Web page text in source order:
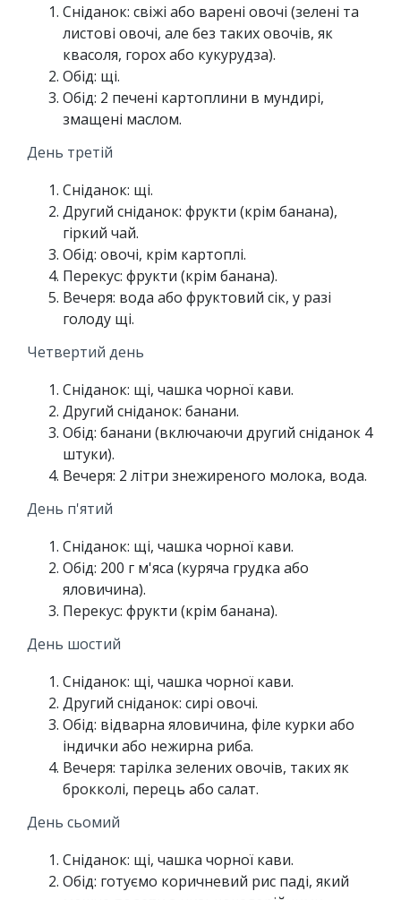
Сніданок: свіжі або варені овочі (зелені та
листові овочі, але без таких овочів, як
квасоля, горох або кукурудза).
Обід: щі.
Обід: 2 печені картоплини в мундирі,
змащені маслом.
День третій
Сніданок: щі.
Другий сніданок: фрукти (крім банана),
гіркий чай.
Обід: овочі, крім картоплі.
Перекус: фрукти (крім банана).
Вечеря: вода або фруктовий сік, у разі
голоду щі.
Четвертий день
Сніданок: щі, чашка чорної кави.
Другий сніданок: банани.
Обід: банани (включаючи другий сніданок 4
штуки).
Вечеря: 2 літри знежиреного молока, вода.
День п'ятий
Сніданок: щі, чашка чорної кави.
Обід: 200 г м'яса (куряча грудка або
яловичина).
Перекус: фрукти (крім банана).
День шостий
Сніданок: щі, чашка чорної кави.
Другий сніданок: сирі овочі.
Обід: відварна яловичина, філе курки або
індички або нежирна риба.
Вечеря: тарілка зелених овочів, таких як
брокколі, перець або салат.
День сьомий
Сніданок: щі, чашка чорної кави.
Обід: готуємо коричневий рис паді, який